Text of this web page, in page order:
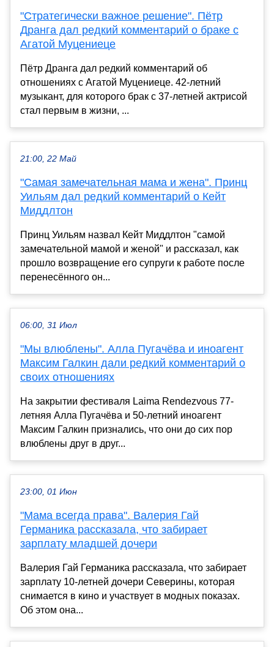
"Стратегически важное решение". Пётр
Дранга дал редкий комментарий о браке с
Агатой Муцениеце
Пётр Дранга дал редкий комментарий об
отношениях с Агатой Муцениеце. 42-летний
музыкант, для которого брак с 37-летней актрисой
стал первым в жизни, ...
21:00, 22 Май
"Самая замечательная мама и жена". Принц
Уильям дал редкий комментарий о Кейт
Миддлтон
Принц Уильям назвал Кейт Миддлтон "самой
замечательной мамой и женой" и рассказал, как
прошло возвращение его супруги к работе после
перенесённого он...
06:00, 31 Июл
"Мы влюблены". Алла Пугачёва и иноагент
Максим Галкин дали редкий комментарий о
своих отношениях
На закрытии фестиваля Laima Rendezvous 77-
летняя Алла Пугачёва и 50-летний иноагент
Максим Галкин признались, что они до сих пор
влюблены друг в друг...
23:00, 01 Июн
"Мама всегда права". Валерия Гай
Германика рассказала, что забирает
зарплату младшей дочери
Валерия Гай Германика рассказала, что забирает
зарплату 10-летней дочери Северины, которая
снимается в кино и участвует в модных показах.
Об этом она...